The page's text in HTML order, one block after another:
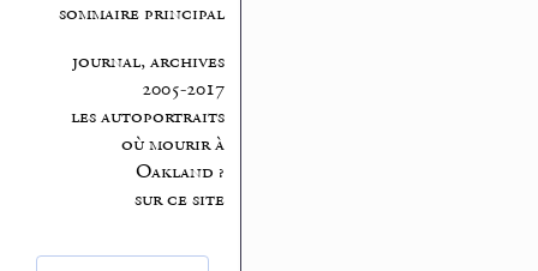
sommaire principal
journal, archives
2005-2017
les autoportraits
où mourir à
Oakland ?
sur ce site